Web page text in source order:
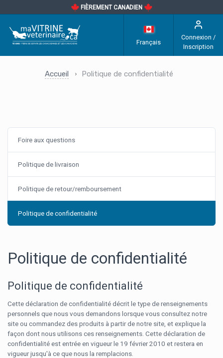
FIÈREMENT CANADIEN
Français
Connexion /
Inscription
Accueil Politique de confidentialité
Foire aux questions
Politique de livraison
Politique de retour/remboursement
Politique de confidentialité
Politique de confidentialité
Politique de confidentialité
Cette déclaration de confidentialité décrit le type de renseignements
personnels que nous vous demandons lorsque vous consultez notre
site ou commandez des produits à partir de notre site, et explique la
façon dont nous utilisons ces renseignements. Cette déclaration de
confidentialité est entrée en vigueur le 19 février 2010 et restera en
vigueur jusqu'à ce que nous la remplacions.